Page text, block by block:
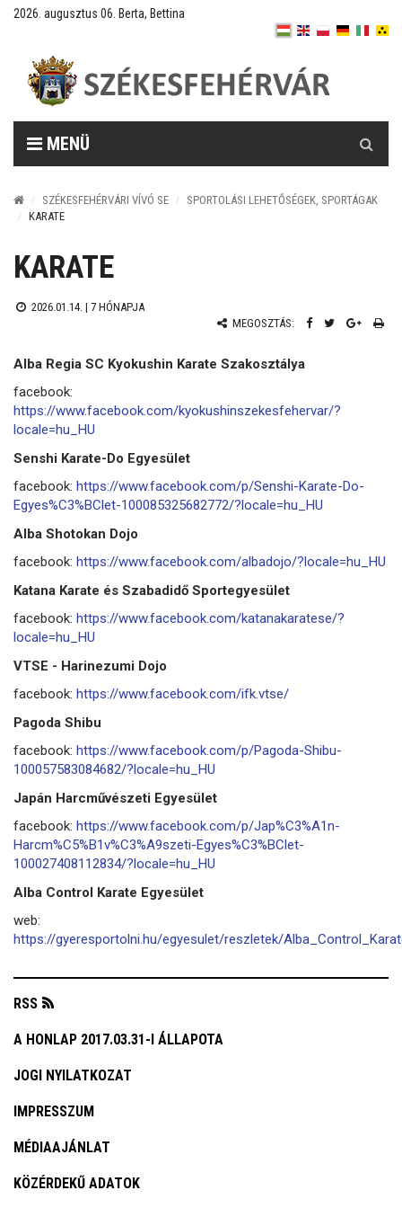
2026. augusztus 06. Berta, Bettina
MENÜ
SZÉKESFEHÉRVÁRI VÍVÓ SE
SPORTOLÁSI LEHETŐSÉGEK, SPORTÁGAK
KARATE
KARATE
2026.01.14. | 7 HÓNAPJA
MEGOSZTÁS:
Alba Regia SC Kyokushin Karate Szakosztálya
facebook:
https://www.facebook.com/kyokushinszekesfehervar/?
locale=hu_HU
Senshi Karate-Do Egyesület
facebook: https://www.facebook.com/p/Senshi-Karate-Do-
Egyes%C3%BClet-100085325682772/?locale=hu_HU
Alba Shotokan Dojo
facebook: https://www.facebook.com/albadojo/?locale=hu_HU
Katana Karate és Szabadidő Sportegyesület
facebook: https://www.facebook.com/katanakaratese/?
locale=hu_HU
VTSE - Harinezumi Dojo
facebook: https://www.facebook.com/ifk.vtse/
Pagoda Shibu
facebook: https://www.facebook.com/p/Pagoda-Shibu-
100057583084682/?locale=hu_HU
Japán Harcművészeti Egyesület
facebook: https://www.facebook.com/p/Jap%C3%A1n-
Harcm%C5%B1v%C3%A9szeti-Egyes%C3%BClet-
100027408112834/?locale=hu_HU
Alba Control Karate Egyesület
web:
https://gyeresportolni.hu/egyesulet/reszletek/
RSS
A HONLAP 2017.03.31-I ÁLLAPOTA
JOGI NYILATKOZAT
IMPRESSZUM
MÉDIAAJÁNLAT
KÖZÉRDEKŰ ADATOK